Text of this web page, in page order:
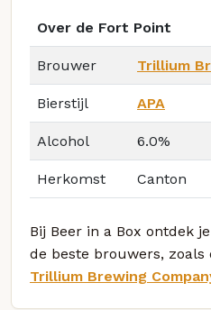
Over de Fort Point
Brouwer Trillium
Bierstijl APA
Alcohol 6.0%
Herkomst Canton
Bij Beer in a Box ontdek
de beste brouwers, zoals
Trillium Brewing